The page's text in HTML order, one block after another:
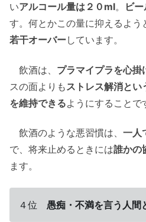
いアルコール量は２０ml。 ビ
す。何とかこの量に抑えるよう
若干オーバーしています。
飲酒は、 プラマイプラを心掛
スの面よりも ストレス解消と
を維持できるようにすることで
飲酒のような悪習慣は、 一人
で、将来止めるときには誰かの
ます。
４位 愚痴・不満を言う人間